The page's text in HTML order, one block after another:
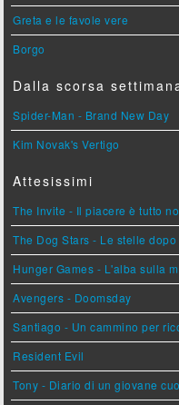
Greta e le favole vere
Borgo
Dalla scorsa
Spider-Man - Brand New Day
Kim Novak's Vertigo
Attesissimi
The Invite - Il piacere è tutto
The Dog Stars - Le stelle
Hunger Games - L'alba sulla
Avengers - Doomsday
Santiago - Un cammino per
Resident Evil
Tony - Diario di un giovane